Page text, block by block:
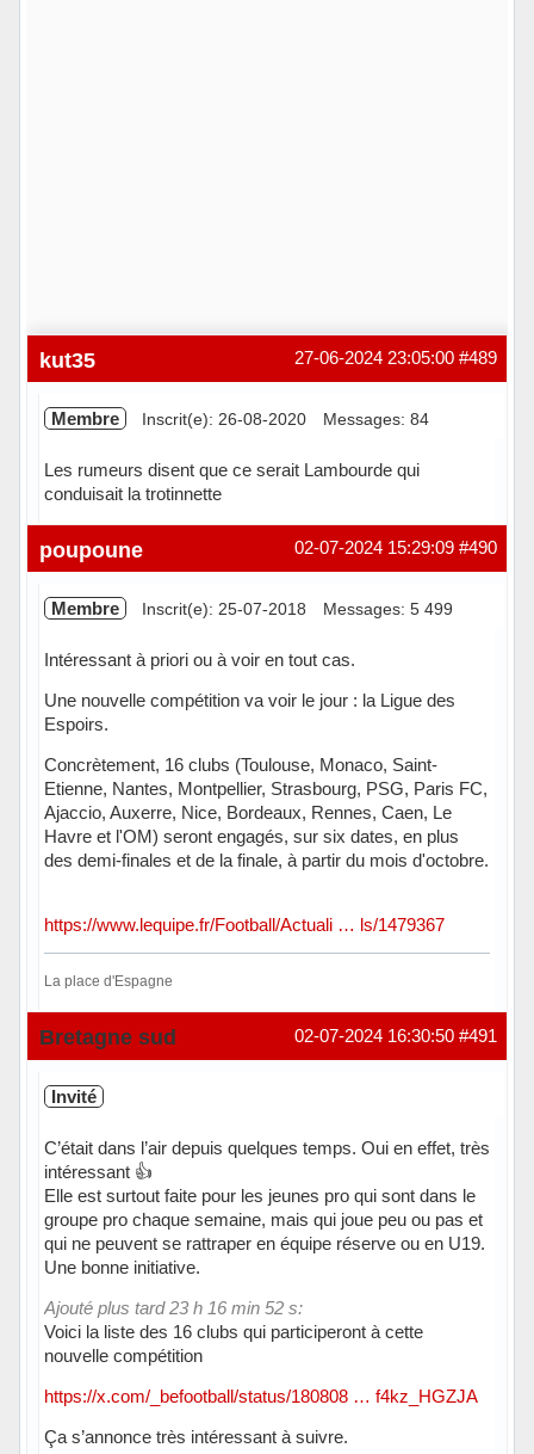
#489
27-06-2024 23:05:00
kut35
Membre Inscrit(e): 26-08-2020 Messages: 84
Les rumeurs disent que ce serait Lambourde qui
conduisait la trotinnette
Hors ligne #490
02-07-2024 15:29:09
poupoune
Membre Inscrit(e): 25-07-2018 Messages: 5 499
Intéressant à priori ou à voir en tout cas.
Une nouvelle compétition va voir le jour : la Ligue des
Espoirs.
Concrètement, 16 clubs (Toulouse, Monaco, Saint-
Etienne, Nantes, Montpellier, Strasbourg, PSG, Paris FC,
Ajaccio, Auxerre, Nice, Bordeaux, Rennes, Caen, Le
Havre et l'OM) seront engagés, sur six dates, en plus
des demi-finales et de la finale, à partir du mois d'octobre.
https://www.lequipe.fr/Football/Actuali … ls/1479367
La place d'Espagne
Hors ligne #491
02-07-2024 16:30:50
Bretagne sud
Invité
C’était dans l’air depuis quelques temps. Oui en effet, très
intéressant 👍
Elle est surtout faite pour les jeunes pro qui sont dans le
groupe pro chaque semaine, mais qui joue peu ou pas et
qui ne peuvent se rattraper en équipe réserve ou en U19.
Une bonne initiative.
Ajouté plus tard 23 h 16 min 52 s:
Voici la liste des 16 clubs qui participeront à cette
nouvelle compétition
https://x.com/_befootball/status/180808 … f4kz_HGZJA
Ça s’annonce très intéressant à suivre.